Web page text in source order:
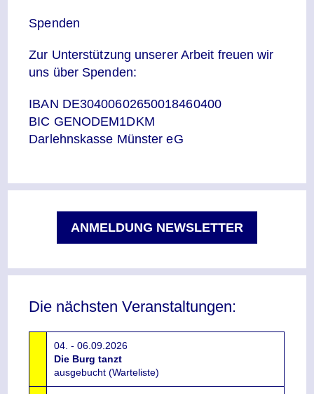
Spenden
Zur Unterstützung unserer Arbeit freuen wir
uns über Spenden:
IBAN DE30400602650018460400
BIC GENODEM1DKM
Darlehnskasse Münster eG
ANMELDUNG NEWSLETTER
Die nächsten Veranstaltungen:
04. - 06.09.2026
Die Burg tanzt
ausgebucht (Warteliste)